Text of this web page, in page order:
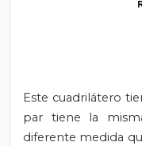
Este cuadrilátero
par tiene la
diferente medida